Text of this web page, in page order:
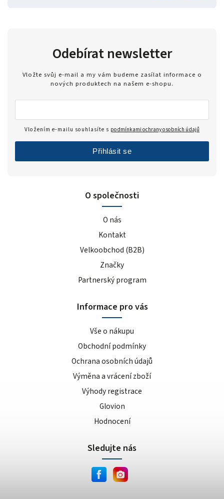
O společnosti
O nás
Kontakt
Velkoobchod (B2B)
Značky
Partnerský program
Informace pro vás
Vše o nákupu
Obchodní podmínky
Ochrana osobních údajů
Výměna a vrácení zboží
Výhody registrace
Glovion
Hodnocení
Odebírat newsletter
Vložte svůj e-mail a my vám budeme zasílat informace o
nových produktech na našem e-shopu.
Vložením e-mailu souhlasíte s podmínkami ochrany osobních údajů
Přihlásit se
Sledujte nás